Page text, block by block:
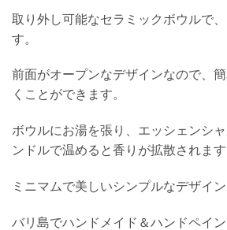
取り外し可能なセラミックボウルで
す。
前面がオープンなデザインなので、
くことができます。
ボウルにお湯を張り、エッシェンシ
ンドルで温めると香りが拡散されます
ミニマムで美しいシンプルなデザイン
バリ島でハンドメイド＆ハンドペイン